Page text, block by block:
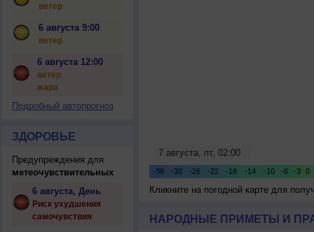
ветер
6 августа 9:00
ветер
6 августа 12:00
ветер
жара
Подробный автопрогноз
ЗДОРОВЬЕ
Предупреждения для
метеочувствительных
6 августа, День
Риск ухудшения
самочувствия
Кликните на погодной карте для
НАРОДНЫЕ ПРИМЕТЫ И